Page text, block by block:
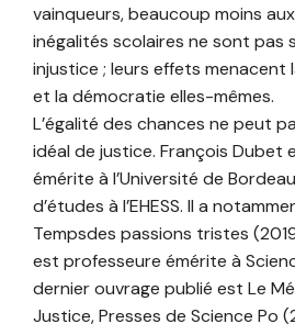
vainqueurs, beaucoup moins
inégalités scolaires ne sont pas
injustice ; leurs effets menacent
et la démocratie elles-mêmes.
L’égalité des chances ne peut
idéal de justice. François Dubet
émérite à l’Université de
d’études à l’EHESS. Il a
Tempsdes passions tristes
est professeure émérite à
dernier ouvrage publié est Le
Justice, Presses de Science Po